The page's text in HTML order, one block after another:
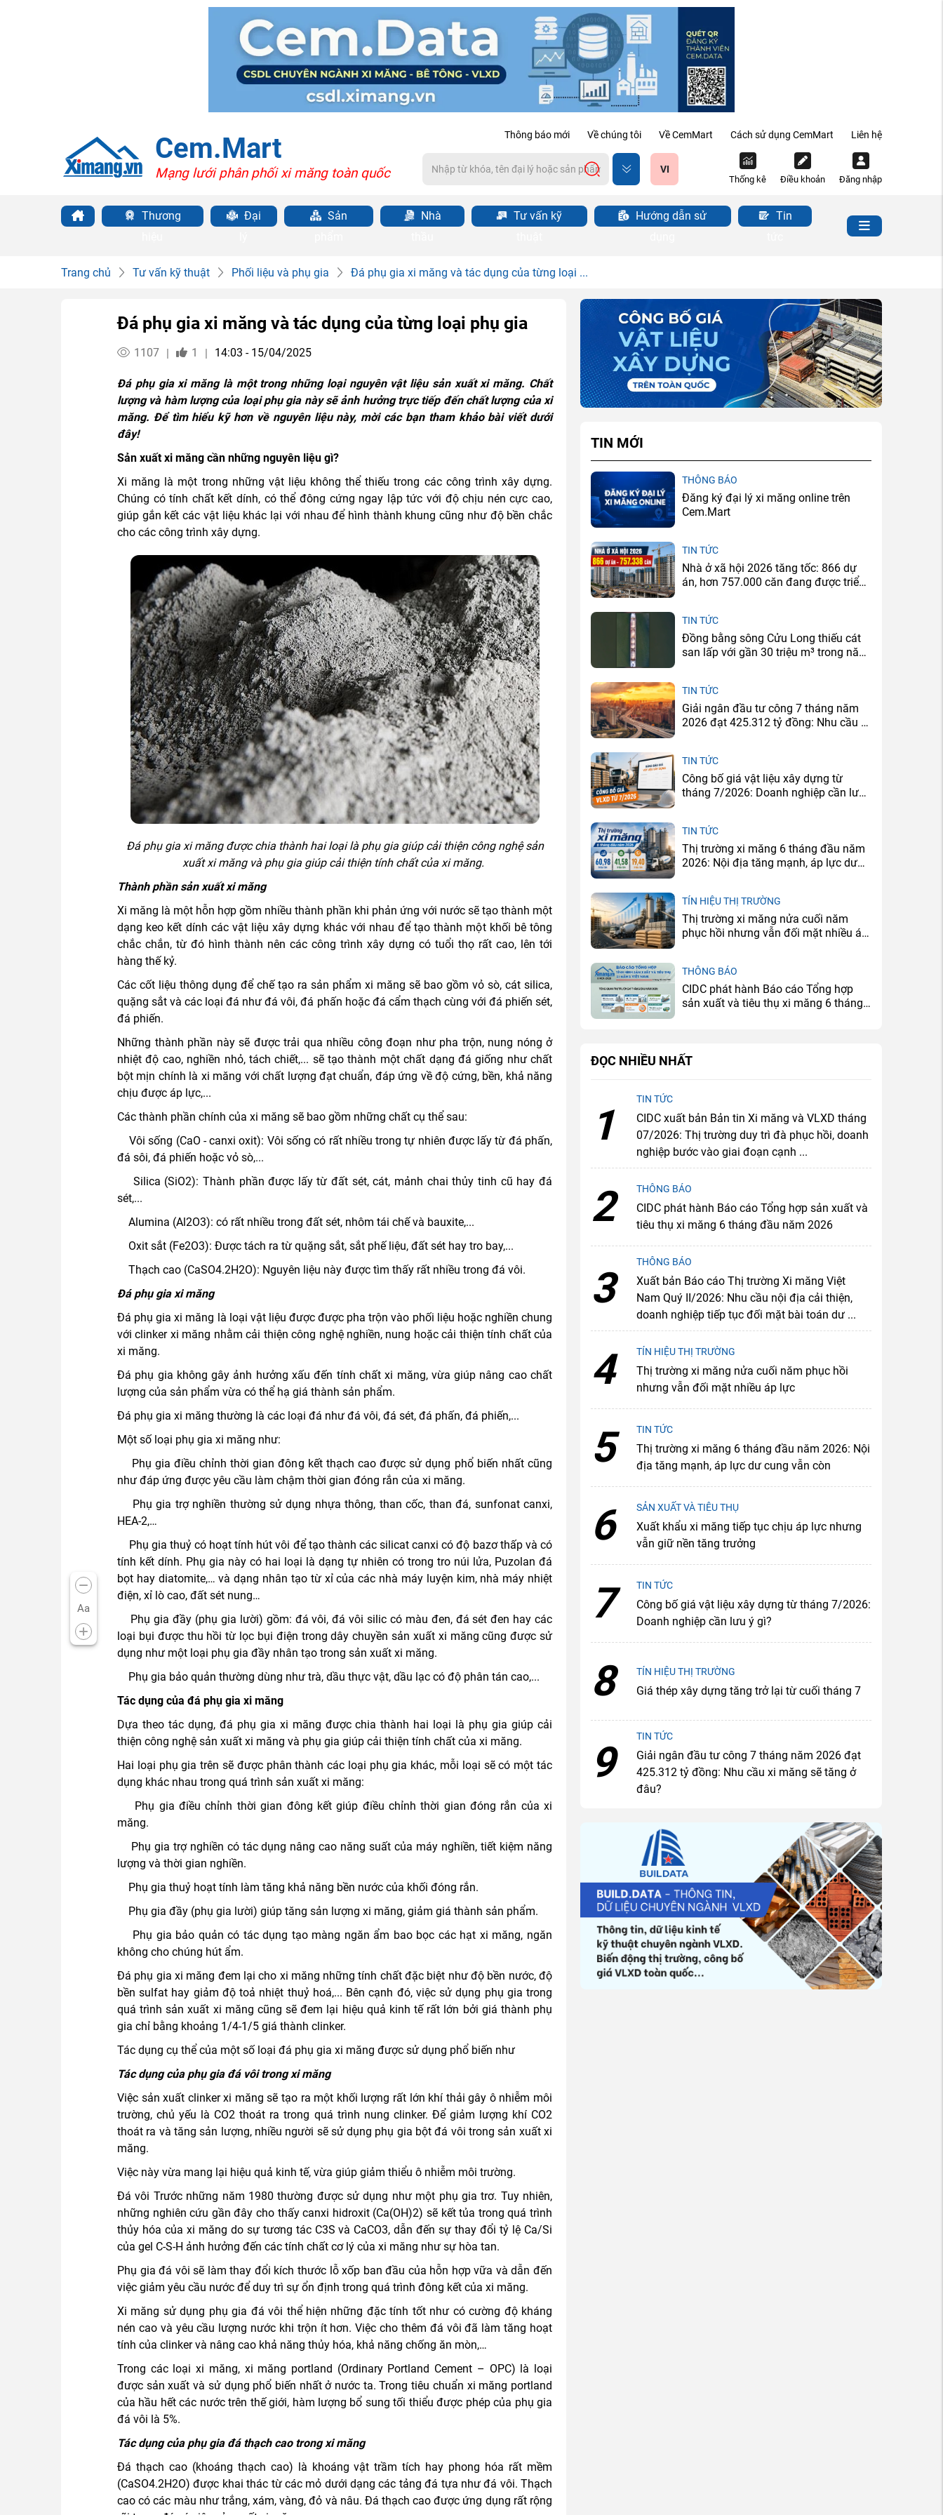
Thông báo mới Về chúng tôi Về CemMart Cách sử dụng CemMart Liên hệ
Cem.Mart
Mạng lưới phân phối xi măng toàn quốc VI
Thống kê Điều khoản Đăng nhập
Thương
Đại
Sản
Nhà
Tư vấn kỹ
Hướng dẫn sử
Tin
Trang chủ Tư vấn kỹ thuật Phối liệu và phụ gia Đá phụ gia xi măng và tác dụng của từng loại ...
Aa
Đá phụ gia xi măng và tác dụng của từng loại phụ gia
1107 | 1 | 14:03 - 15/04/2025
Đá phụ gia xi măng là một trong những loại nguyên vật liệu sản xuất xi măng. Chất
lượng và hàm lượng của loại phụ gia này sẽ ảnh hưởng trực tiếp đến chất lượng của xi
măng. Để tìm hiểu kỹ hơn về nguyên liệu này, mời các bạn tham khảo bài viết dưới
đây!
Sản xuất xi măng cần những nguyên liệu gì?
Xi măng là một trong những vật liệu không thể thiếu trong các công trình xây dựng.
Chúng có tính chất kết dính, có thể đông cứng ngay lập tức với độ chịu nén cực cao,
giúp gắn kết các vật liệu khác lại với nhau để hình thành khung cũng như độ bền chắc
cho các công trình xây dựng.
Đá phụ gia xi măng được chia thành hai loại là phụ gia giúp cải thiện công nghệ sản
xuất xi măng và phụ gia giúp cải thiện tính chất của xi măng.
Thành phần sản xuất xi măng
Xi măng là một hỗn hợp gồm nhiều thành phần khi phản ứng với nước sẽ tạo thành một
dạng keo kết dính các vật liệu xây dựng khác với nhau để tạo thành một khối bê tông
chắc chắn, từ đó hình thành nên các công trình xây dựng có tuổi thọ rất cao, lên tới
hàng thế kỷ.
Các cốt liệu thông dụng để chế tạo ra sản phẩm xi măng sẽ bao gồm vỏ sò, cát silica,
quặng sắt và các loại đá như đá vôi, đá phấn hoặc đá cẩm thạch cùng với đá phiến sét,
đá phiến.
Những thành phần này sẽ được trải qua nhiều công đoạn như pha trộn, nung nóng ở
nhiệt độ cao, nghiền nhỏ, tách chiết,... sẽ tạo thành một chất dạng đá giống như chất
bột mịn chính là xi măng với chất lượng đạt chuẩn, đáp ứng về độ cứng, bền, khả năng
chịu được áp lực,...
Các thành phần chính của xi măng sẽ bao gồm những chất cụ thể sau:
Vôi sống (CaO - canxi oxit): Vôi sống có rất nhiều trong tự nhiên được lấy từ đá phấn,
đá sôi, đá phiến hoặc vỏ sò,...
Silica (SiO2): Thành phần được lấy từ đất sét, cát, mảnh chai thủy tinh cũ hay đá
sét,...
Alumina (Al2O3): có rất nhiều trong đất sét, nhôm tái chế và bauxite,...
Oxit sắt (Fe2O3): Được tách ra từ quặng sắt, sắt phế liệu, đất sét hay tro bay,...
Thạch cao (CaSO4.2H2O): Nguyên liệu này được tìm thấy rất nhiều trong đá vôi.
Đá phụ gia xi măng
Đá phụ gia xi măng là loại vật liệu được được pha trộn vào phối liệu hoặc nghiền chung
với clinker xi măng nhằm cải thiện công nghệ nghiền, nung hoặc cải thiện tính chất của
xi măng.
Đá phụ gia không gây ảnh hưởng xấu đến tính chất xi măng, vừa giúp nâng cao chất
lượng của sản phẩm vừa có thể hạ giá thành sản phẩm.
Đá phụ gia xi măng thường là các loại đá như đá vôi, đá sét, đá phấn, đá phiến,...
Một số loại phụ gia xi măng như:
Phụ gia điều chỉnh thời gian đông kết thạch cao được sử dụng phổ biến nhất cũng
như đáp ứng được yêu cầu làm chậm thời gian đóng rắn của xi măng.
Phụ gia trợ nghiền thường sử dụng nhựa thông, than cốc, than đá, sunfonat canxi,
HEA-2,…
Phụ gia thuỷ có hoạt tính hút vôi để tạo thành các silicat canxi có độ bazơ thấp và có
tính kết dính. Phụ gia này có hai loại là dạng tự nhiên có trong tro núi lửa, Puzolan đá
bọt hay diatomite,… và dạng nhân tạo từ xỉ của các nhà máy luyện kim, nhà máy nhiệt
điện, xỉ lò cao, đất sét nung…
Phụ gia đầy (phụ gia lười) gồm: đá vôi, đá vôi silic có màu đen, đá sét đen hay các
loại bụi được thu hồi từ lọc bụi điện trong dây chuyền sản xuất xi măng cũng được sử
dụng như một loại phụ gia đầy nhân tạo trong sản xuất xi măng.
Phụ gia bảo quản thường dùng như trà, dầu thực vật, dầu lạc có độ phân tán cao,...
Tác dụng của đá phụ gia xi măng
Dựa theo tác dụng, đá phụ gia xi măng được chia thành hai loại là phụ gia giúp cải
thiện công nghệ sản xuất xi măng và phụ gia giúp cải thiện tính chất của xi măng.
Hai loại phụ gia trên sẽ được phân thành các loại phụ gia khác, mỗi loại sẽ có một tác
dụng khác nhau trong quá trình sản xuất xi măng:
Phụ gia điều chỉnh thời gian đông kết giúp điều chỉnh thời gian đóng rắn của xi
măng.
Phụ gia trợ nghiền có tác dụng nâng cao năng suất của máy nghiền, tiết kiệm năng
lượng và thời gian nghiền.
Phụ gia thuỷ hoạt tính làm tăng khả năng bền nước của khối đóng rắn.
Phụ gia đầy (phụ gia lười) giúp tăng sản lượng xi măng, giảm giá thành sản phẩm.
Phụ gia bảo quản có tác dụng tạo màng ngăn ẩm bao bọc các hạt xi măng, ngăn
không cho chúng hút ẩm.
Đá phụ gia xi măng đem lại cho xi măng những tính chất đặc biệt như độ bền nước, độ
bền sulfat hay giảm độ toả nhiệt thuỷ hoá,... Bên cạnh đó, việc sử dụng phụ gia trong
quá trình sản xuất xi măng cũng sẽ đem lại hiệu quả kinh tế rất lớn bởi giá thành phụ
gia chỉ bằng khoảng 1/4-1/5 giá thành clinker.
Tác dụng cụ thể của một số loại đá phụ gia xi măng được sử dụng phổ biến như
Tác dụng của phụ gia đá vôi trong xi măng
Việc sản xuất clinker xi măng sẽ tạo ra một khối lượng rất lớn khí thải gây ô nhiễm môi
trường, chủ yếu là CO2 thoát ra trong quá trình nung clinker. Để giảm lượng khí CO2
thoát ra và tăng sản lượng, nhiều người sẽ sử dụng phụ gia bột đá vôi trong sản xuất xi
măng.
Việc này vừa mang lại hiệu quả kinh tế, vừa giúp giảm thiểu ô nhiễm môi trường.
Đá vôi Trước những năm 1980 thường được sử dụng như một phụ gia trơ. Tuy nhiên,
những nghiên cứu gần đây cho thấy canxi hidroxit (Ca(OH)2) sẽ kết tủa trong quá trình
thủy hóa của xi măng do sự tương tác C3S và CaCO3, dẫn đến sự thay đổi tỷ lệ Ca/Si
của gel C-S-H ảnh hưởng đến các tính chất cơ lý của xi măng như sự hòa tan.
Phụ gia đá vôi sẽ làm thay đổi kích thước lỗ xốp ban đầu của hỗn hợp vữa và dẫn đến
việc giảm yêu cầu nước để duy trì sự ổn định trong quá trình đông kết của xi măng.
Xi măng sử dụng phụ gia đá vôi thể hiện những đặc tính tốt như có cường độ kháng
nén cao và yêu cầu lượng nước khi trộn ít hơn. Việc cho thêm đá vôi đã làm tăng hoạt
tính của clinker và nâng cao khả năng thủy hóa, khả năng chống ăn mòn,…
Trong các loại xi măng, xi măng portland (Ordinary Portland Cement – OPC) là loại
được sản xuất và sử dụng phổ biến nhất ở nước ta. Trong tiêu chuẩn xi măng portland
của hầu hết các nước trên thế giới, hàm lượng bổ sung tối thiểu được phép của phụ gia
đá vôi là 5%.
Tác dụng của phụ gia đá thạch cao trong xi măng
Đá thạch cao (khoáng thạch cao) là khoáng vật trầm tích hay phong hóa rất mềm
(CaSO4.2H2O) được khai thác từ các mỏ dưới dạng các tảng đá tựa như đá vôi. Thạch
cao có các màu như trắng, xám, vàng, đỏ và nâu. Đá thạch cao được ứng dụng rất rộng
TIN MỚI
THÔNG BÁO
Đăng ký đại lý xi măng online trên
Cem.Mart
TIN TỨC
Nhà ở xã hội 2026 tăng tốc: 866 dự
án, hơn 757.000 căn đang được triển
TIN TỨC
Đồng bằng sông Cửu Long thiếu cát
san lấp với gần 30 triệu m³ trong năm
TIN TỨC
Giải ngân đầu tư công 7 tháng năm
2026 đạt 425.312 tỷ đồng: Nhu cầu xi
TIN TỨC
Công bố giá vật liệu xây dựng từ
tháng 7/2026: Doanh nghiệp cần lưu
TIN TỨC
Thị trường xi măng 6 tháng đầu năm
2026: Nội địa tăng mạnh, áp lực dư
TÍN HIỆU THỊ TRƯỜNG
Thị trường xi măng nửa cuối năm
phục hồi nhưng vẫn đối mặt nhiều áp
THÔNG BÁO
CIDC phát hành Báo cáo Tổng hợp
sản xuất và tiêu thụ xi măng 6 tháng
ĐỌC NHIỀU NHẤT
1
TIN TỨC
CIDC xuất bản Bản tin Xi măng và VLXD tháng
07/2026: Thị trường duy trì đà phục hồi, doanh
nghiệp bước vào giai đoạn cạnh ...
2 THÔNG BÁO
CIDC phát hành Báo cáo Tổng hợp sản xuất và
tiêu thụ xi măng 6 tháng đầu năm 2026
3
THÔNG BÁO
Xuất bản Báo cáo Thị trường Xi măng Việt
Nam Quý II/2026: Nhu cầu nội địa cải thiện,
doanh nghiệp tiếp tục đối mặt bài toán dư ...
4 TÍN HIỆU THỊ TRƯỜNG
Thị trường xi măng nửa cuối năm phục hồi
nhưng vẫn đối mặt nhiều áp lực
5 TIN TỨC
Thị trường xi măng 6 tháng đầu năm 2026: Nội
địa tăng mạnh, áp lực dư cung vẫn còn
6 SẢN XUẤT VÀ TIÊU THỤ
Xuất khẩu xi măng tiếp tục chịu áp lực nhưng
vẫn giữ nền tăng trưởng
7 TIN TỨC
Công bố giá vật liệu xây dựng từ tháng 7/2026:
Doanh nghiệp cần lưu ý gì?
8 TÍN HIỆU THỊ TRƯỜNG
Giá thép xây dựng tăng trở lại từ cuối tháng 7
9
TIN TỨC
Giải ngân đầu tư công 7 tháng năm 2026 đạt
425.312 tỷ đồng: Nhu cầu xi măng sẽ tăng ở
đâu?